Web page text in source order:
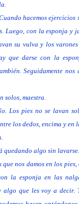
hacemos ejercicios
Luego, con la esponja y
su vulva y los
que darse con la
Seguidamente nos
solos, maestra.
Los pies no se lavan
los dedos, encima y en
quedando algo sin lavarse.
que nos damos en los pies,
la esponja en las
que les voy a decir.